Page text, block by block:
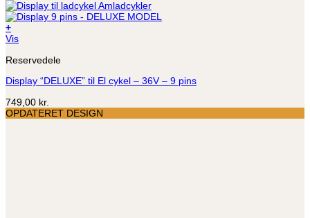
+
Vis
Reservedele
Display “DELUXE” til El cykel – 36V – 9 pins
749,00 kr.
OPDATERET DESIGN